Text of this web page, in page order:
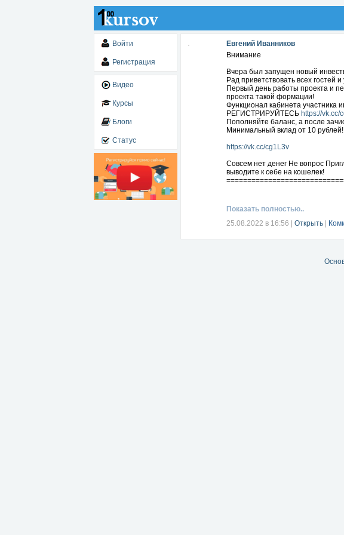
Войти
Регистрация
Видео
Курсы
Блоги
Статус
Евгений Иванников
Внимание
Вчера был запущен новый
Рад приветствовать всех гостей
Первый день работы проекта и
проекта такой формации!
Функционал кабинета участника
РЕГИСТРИРУЙТЕСЬ https://vk.cc/
Пополняйте баланс, а после
Минимальный вклад от 10 рублей!
https://vk.cc/cg1L3v
Совсем нет денег Не вопрос
выводите к себе на кошелек!
Показать полностью..
25.08.2022 в 16:56
Открыть